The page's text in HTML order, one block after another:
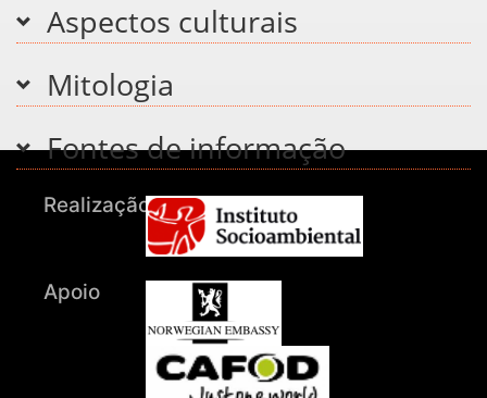
Aspectos culturais
Mitologia
Fontes de informação